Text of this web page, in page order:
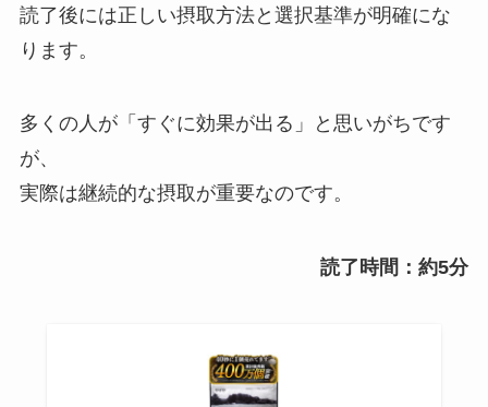
読了後には正しい摂取方法と選択基準が明確にな
ります。
多くの人が「すぐに効果が出る」と思いがちです
が、
実際は継続的な摂取が重要なのです。
読了時間：約5分